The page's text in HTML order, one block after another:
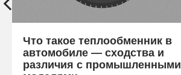
Что такое теплообменник в
автомобиле — сходства и
различия с промышленными